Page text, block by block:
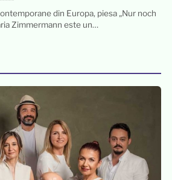
din Europa, piesa „Nur noch
Zimmermann este un…